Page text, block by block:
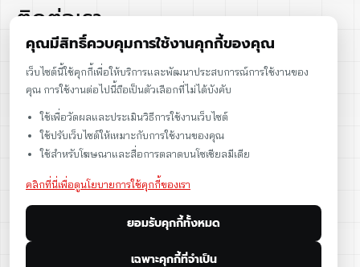
ติดต่อเรา
086-086-2000
sales@cst.co.th
คุณมีสิทธิ์ควบคุมการใช้งานคุกกี้ของคุณ
เว็บไซต์นี้ใช้คุกกี้เพื่อให้บริการและพัฒนาประสบการณ์การใช้งานของ
คุณ การใช้งานต่อไปนี้ถือเป็นตัวเลือกที่ไม่ได้บังคับ
ใช้เพื่อวัดผลและประเมินวิธีการใช้งานเว็บไซต์
ใช้ปรับเว็บไซต์ให้เหมาะกับการใช้งานของคุณ
ใช้สำหรับโฆษณาและสื่อการตลาดบนโซเชียลมีเดีย
คลิกที่นี่เพื่อดูนโยบายการใช้คุกกี้ของเรา
ยอมรับคุกกี้ทั้งหมด
เฉพาะคุกกี้ที่จำเป็น